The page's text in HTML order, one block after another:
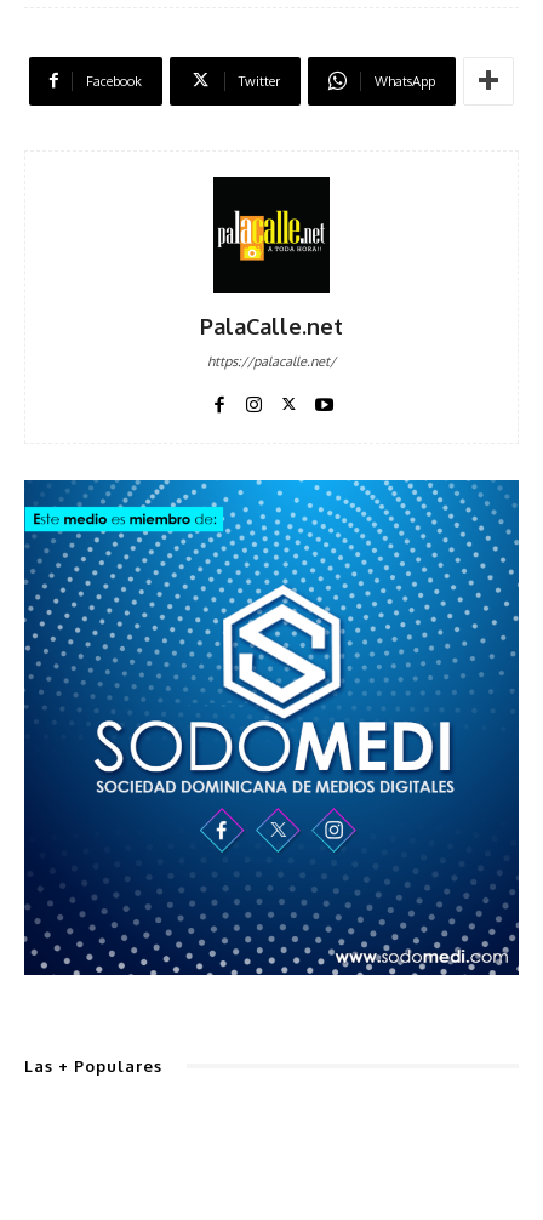
Facebook Twitter WhatsApp
PalaCalle.net
https://palacalle.net/
Las + Populares